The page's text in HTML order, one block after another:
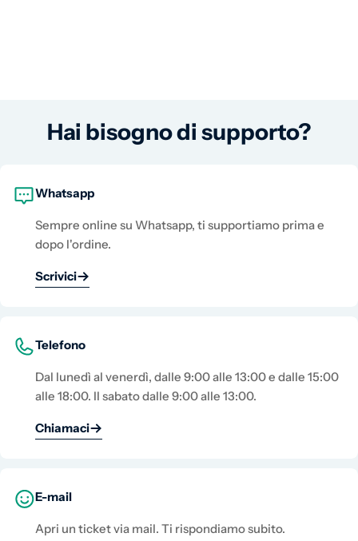
Hai bisogno di supporto?
Whatsapp
Sempre online su Whatsapp, ti supportiamo prima e
dopo l'ordine.
Scrivici
Telefono
Dal lunedì al venerdì, dalle 9:00 alle 13:00 e dalle 15:00
alle 18:00. Il sabato dalle 9:00 alle 13:00.
Chiamaci
E-mail
Apri un ticket via mail. Ti rispondiamo subito.